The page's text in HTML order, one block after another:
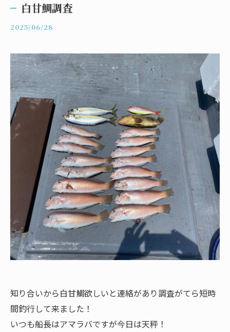
白甘鯛調査
2025/06/28
知り合いから白甘鯛欲しいと連絡があり調査がてら短時
間釣行して来ました！
いつも船長はアマラバですが今日は天秤！